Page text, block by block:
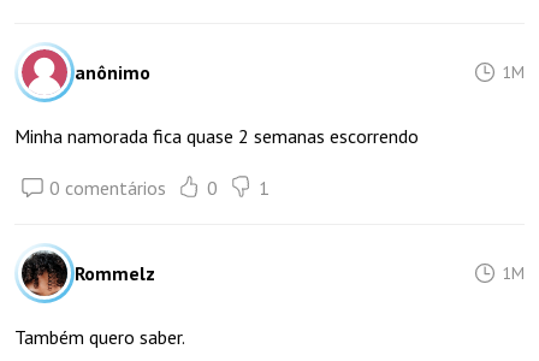
anônimo 1M
Minha namorada fica quase 2 semanas escorrendo
0 comentários 0 1
Rommelz 1M
Também quero saber.